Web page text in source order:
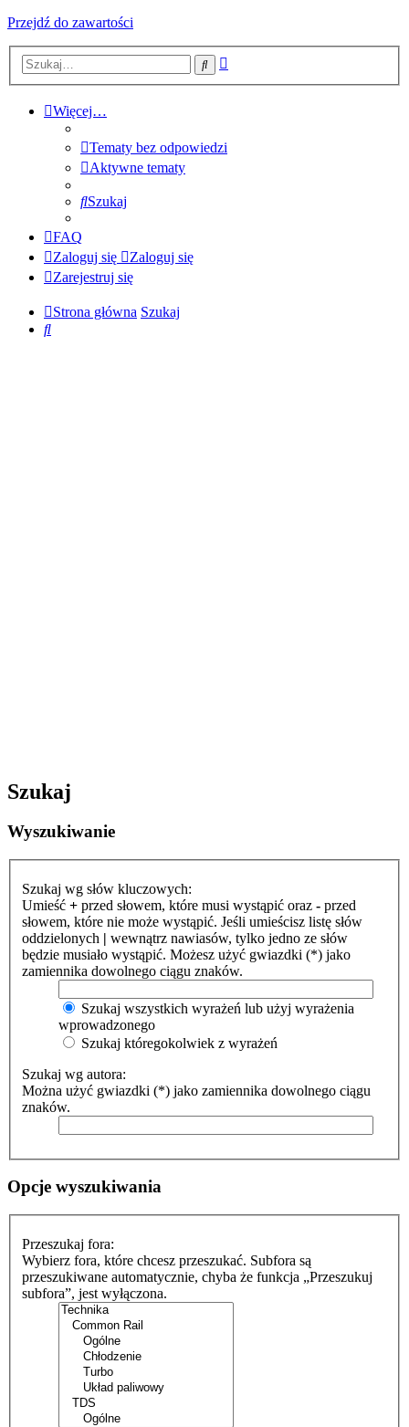
Przejdź do zawartości
Szukaj
Więcej…
Tematy bez odpowiedzi
Aktywne tematy
Szukaj
FAQ
Zaloguj się
Zaloguj się
Zarejestruj się
Strona główna Szukaj
Szukaj
Szukaj
Wyszukiwanie
Szukaj wg słów kluczowych:
Umieść + przed słowem, które musi wystąpić oraz - przed
słowem, które nie może wystąpić. Jeśli umieścisz listę słów
oddzielonych | wewnątrz nawiasów, tylko jedno ze słów
będzie musiało wystąpić. Możesz użyć gwiazdki (*) jako
zamiennika dowolnego ciągu znaków.
Szukaj wszystkich wyrażeń lub użyj wyrażenia
wprowadzonego
Szukaj któregokolwiek z wyrażeń
Szukaj wg autora:
Można użyć gwiazdki (*) jako zamiennika dowolnego ciągu
znaków.
Opcje wyszukiwania
Przeszukaj fora:
Wybierz fora, które chcesz przeszukać. Subfora są
przeszukiwane automatycznie, chyba że funkcja „Przeszukuj
subfora”, jest wyłączona.